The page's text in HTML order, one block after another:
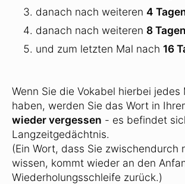
danach nach weiteren 4
danach nach weiteren 8 Tagen
und zum letzten Mal nach 16
Wenn Sie die Vokabel hierbei jedes
haben, werden Sie das Wort in
wieder vergessen - es befindet
Langzeitgedächtnis.
(Ein Wort, dass Sie zwischendurch
wissen, kommt wieder an den
Wiederholungsschleife zurück.)